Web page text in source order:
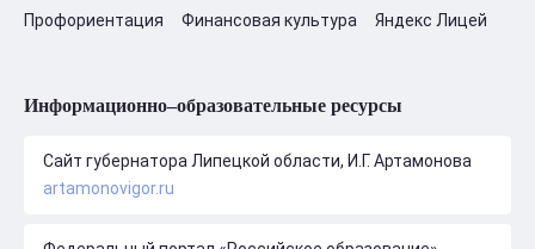
Профориентация
Финансовая культура Яндекс Лицей
Информационно–образовательные ресурсы
Сайт губернатора Липецкой области, И.Г. Артамонова
artamonovigor.ru